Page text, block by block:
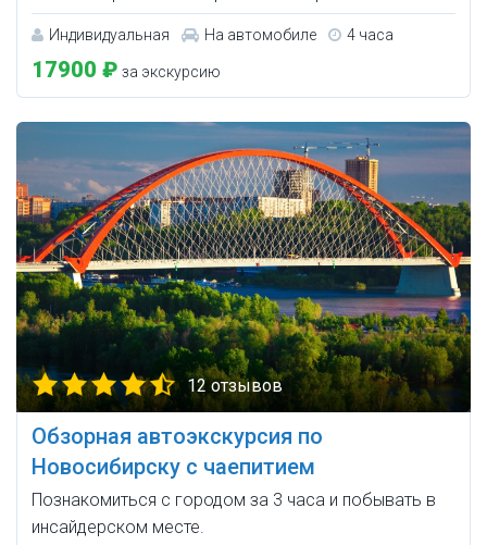
Индивидуальная На автомобиле 4 часа
17900 ₽ за экскурсию
12 отзывов
Обзорная автоэкскурсия по
Новосибирску с чаепитием
Познакомиться с городом за 3 часа и побывать в
инсайдерском месте.